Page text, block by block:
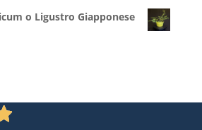
o Ligustro Giapponese